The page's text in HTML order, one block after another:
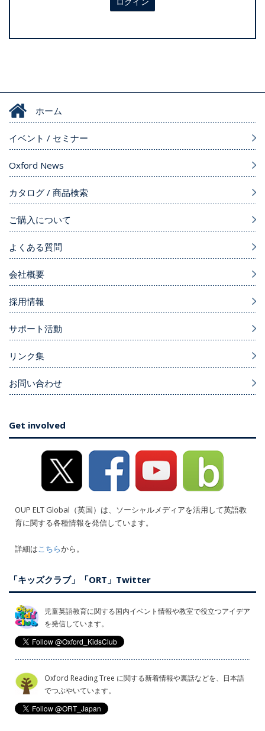
ホーム
イベント / セミナー
Oxford News
カタログ / 商品検索
ご購入について
よくある質問
会社概要
採用情報
サポート活動
リンク集
お問い合わせ
Get involved
OUP ELT Global（英国）は、ソーシャルメディアを活用して英語教
育に関する各種情報を発信しています。
詳細はこちらから。
「キッズクラブ」「ORT」Twitter
児童英語教育に関する国内イベント情報や教室で役立つアイデア
を発信しています。
Oxford Reading Tree に関する新着情報や裏話などを、日本語
でつぶやいています。